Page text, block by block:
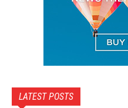
LATEST POSTS